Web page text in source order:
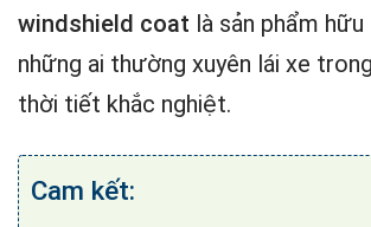
windshield coat là sản phẩm
những ai thường xuyên lái xe
thời tiết khắc nghiệt.
Cam kết: